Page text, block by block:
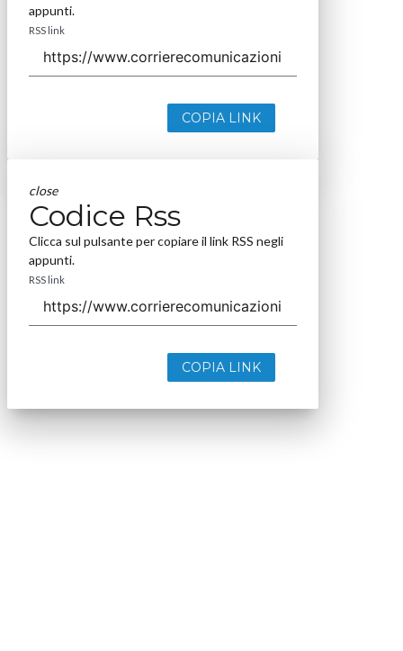
appunti.
RSS link
COPIA LINK
close
Codice Rss
Clicca sul pulsante per copiare il link RSS negli
appunti.
RSS link
COPIA LINK